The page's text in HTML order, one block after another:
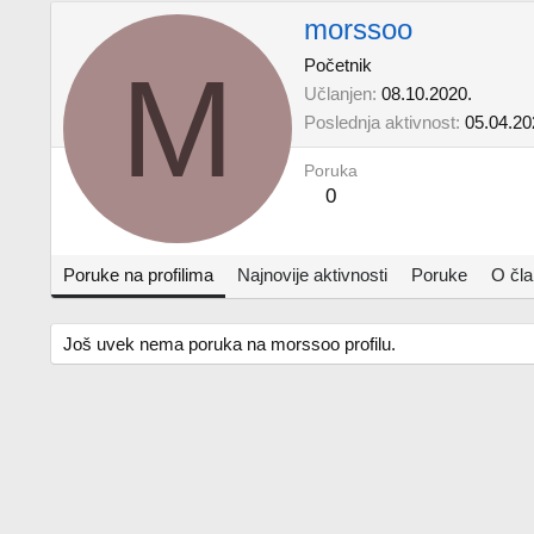
M
morssoo
Početnik
Učlanjen 08.10.2020.
Poslednja aktivnost
Poruka
0
Poruke na profilima Najnovije aktivnosti Poruke O
Još uvek nema poruka na morssoo profilu.